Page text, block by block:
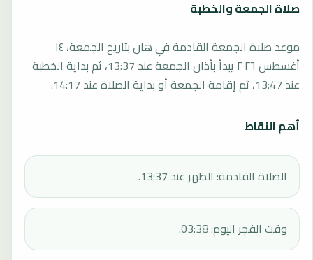
صلاة الجمعة والخطبة
موعد صلاة الجمعة القادمة في هان بتاريخ الجمعة، ١٤
أغسطس ٢٠٢٦ يبدأ بأذان الجمعة عند 13:37، ثم بداية الخطبة
عند 13:47، ثم إقامة الجمعة أو بداية الصلاة عند 14:17.
أهم النقاط
الصلاة القادمة: الظهر عند 13:37.
وقت الفجر اليوم: 03:38.